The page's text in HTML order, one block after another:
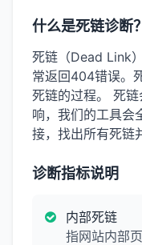
什么是死链诊断？
死链（Dead Link
常返回404错误。
死链的过程。 死
响，我们的工具会
接，找出所有死链
诊断指标说明
内部死链
指网站内部